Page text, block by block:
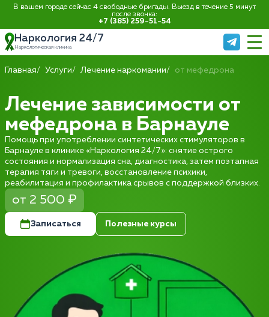
В вашем городе сейчас 4 свободные бригады. Выезд в течение 5 минут
после звонка:
+7 (385) 259-51-54
Наркология 24/7
Наркологическая клиника
Главная Услуги Лечение наркомании от мефедрона
Лечение зависимости от
мефедрона в Барнауле
Помощь при употреблении синтетических стимуляторов в
Барнауле в клинике «Наркология 24/7»: снятие острого
состояния и нормализация сна, диагностика, затем поэтапная
терапия тяги и тревоги, восстановление психики,
реабилитация и профилактика срывов с поддержкой близких.
от 2 500 ₽
Записаться Полезные курсы